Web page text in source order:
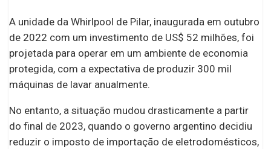
A unidade da Whirlpool de Pilar, inaugurada em outubro
de 2022 com um investimento de US$ 52 milhões, foi
projetada para operar em um ambiente de economia
protegida, com a expectativa de produzir 300 mil
máquinas de lavar anualmente.
No entanto, a situação mudou drasticamente a partir
do final de 2023, quando o governo argentino decidiu
reduzir o imposto de importação de eletrodomésticos,